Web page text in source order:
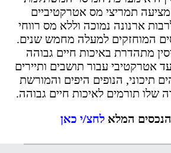
תמריצי מס אטרקטיביים
ארנונה נמוכה וללא מס רווחי
המוחזקים למעלה מחמש שנים.
מתהדרת באיכות חיים גבוהה
אטרקטיבי עבור תושבים ותיירים
תיכוני, הנופים היפים והמורשת
שלו תורמים לאיכות חיים גבוהה.
המלא לחצ/י כאן